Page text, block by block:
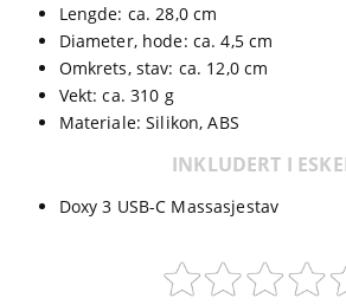
Lengde: ca. 28,0 cm
Diameter, hode: ca. 4,5 cm
Omkrets, stav: ca. 12,0 cm
Vekt: ca. 310 g
Materiale: Silikon, ABS
INKLUDERT I
Doxy 3 USB-C Massasjestav